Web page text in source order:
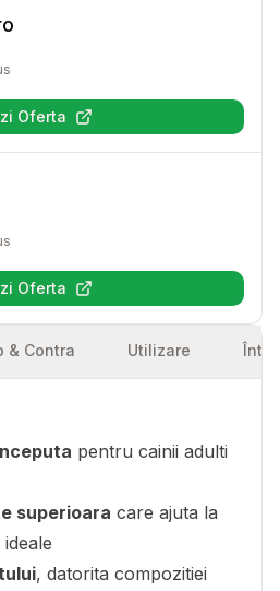
Oferta
(se deschide într-o filă nouă)
Oferta
(se deschide într-o filă nouă)
& Contra Utilizare
pentru cainii adulti
superioara care ajuta la
, datorita compozitiei